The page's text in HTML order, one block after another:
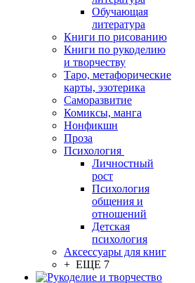
Обучающая
литература
Книги по рисованию
Книги по рукоделию
и творчеству
Таро, метафорические
карты, эзотерика
Саморазвитие
Комиксы, манга
Нонфикшн
Проза
Психология
Личностный
рост
Психология
общения и
отношений
Детская
психология
Аксессуары для книг
+ ЕЩЕ 7